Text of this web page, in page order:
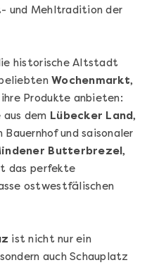
Mehr anzeigen
und Mehltradition der
historische Altstadt
beliebtenWochenmarkt,
Produkte anbieten:
aus dem Lübecker Land,
und saisonaler
Butterbrezel,
das perfekte
ostwestfälischen
ist nicht nur ein
auch Schauplatz